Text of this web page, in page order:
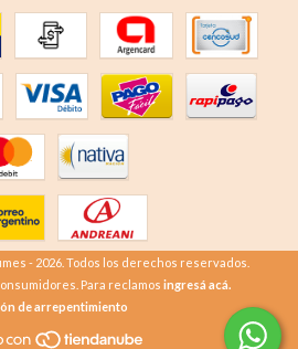
- 2026. Todos los derechos reservados.
Para reclamos ingresá acá.
de arrepentimiento